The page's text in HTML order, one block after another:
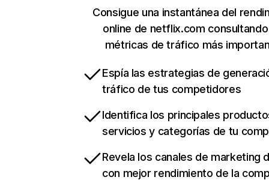
Consigue una instantánea del
online de netflix.com
métricas de tráfico más
Espía las estrategias de
tráfico de tus competidores
Identifica los principales
servicios y categorías de tu
Revela los canales de marketing
con mejor rendimiento de la